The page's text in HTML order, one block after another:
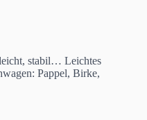
stabil… Leichtes
Pappel, Birke,